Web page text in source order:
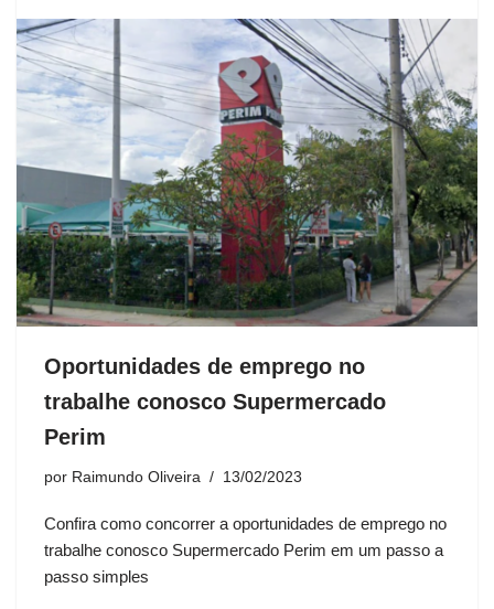
Oportunidades de emprego no
trabalhe conosco Supermercado
Perim
por Raimundo Oliveira 13/02/2023
Confira como concorrer a oportunidades de emprego no
trabalhe conosco Supermercado Perim em um passo a
passo simples